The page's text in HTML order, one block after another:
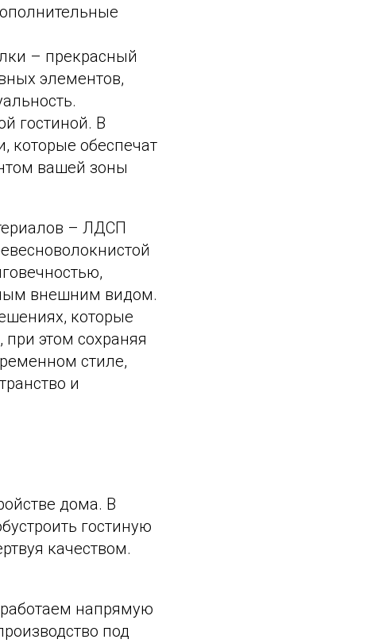
– прекрасный
элементов,
гостиной. В
которые обеспечат
вашей зоны
– ЛДСП
внешним видом.
которые
этом сохраняя
стиле,
и
дома. В
гостиную
качеством.
напрямую
под